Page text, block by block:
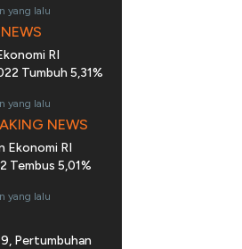
yang lalu
RI
Tumbuh 5,31%
yang lalu
NEWS
Ekonomi RI
Tembus 5,01%
yang lalu
Pertumbuhan